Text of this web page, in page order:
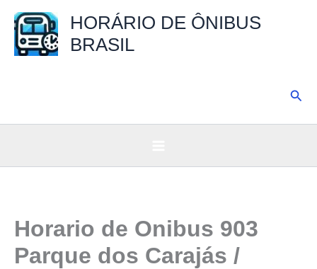
para
HORÁRIO DE ÔNIBUS
BRASIL
Horario de Onibus 903
Parque dos Carajás /